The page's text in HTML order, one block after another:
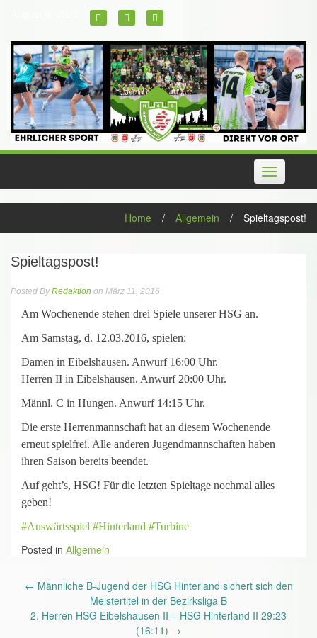
Toggle
navigation
Home / Allgemein / Spieltagspost!
Spieltagspost!
Posted ByRedaktion on März 11, 2016
Am Wochenende stehen drei Spiele unserer HSG an.
Am Samstag, d. 12.03.2016, spielen:
Damen in Eibelshausen. Anwurf 16:00 Uhr.
Herren II in Eibelshausen. Anwurf 20:00 Uhr.
Männl. C in Hungen. Anwurf 14:15 Uhr.
Die erste Herrenmannschaft hat an diesem Wochenende
erneut spielfrei. Alle anderen Jugendmannschaften haben
ihren Saison bereits beendet.
Auf geht’s, HSG! Für die letzten Spieltage nochmal alles
geben!
‪#‎Auswärtsspiel‬ ‪#‎Hinterland‬ ‪#‎Turbine‬
Posted in Allgemein
Post
← Männliche B-Jugend der HSG Hinterland sichert sich den
Meistertitel in der Bezirksliga B
2. Herren HSG Eibelshausen II – HSG Hinterland II 29:23
(16:11) →